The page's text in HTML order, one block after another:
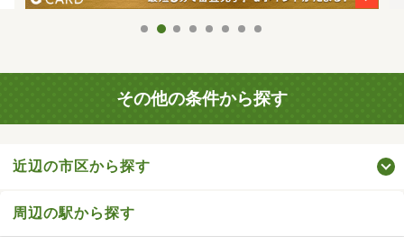
その他の条件から探す
近辺の市区から探す
周辺の駅から探す